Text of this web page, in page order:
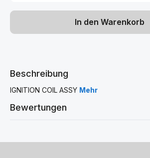
In den Warenkorb
Beschreibung
IGNITION COIL ASSY Mehr
Bewertungen